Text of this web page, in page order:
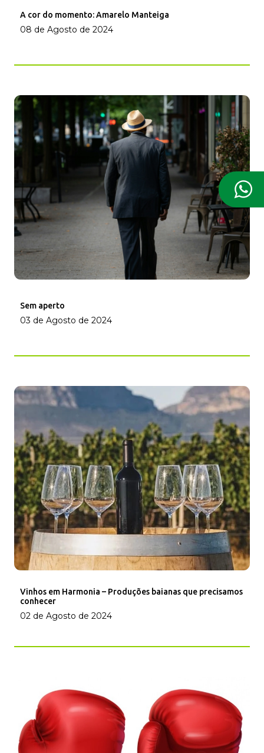
A cor do momento: Amarelo Manteiga
08 de Agosto de 2024
Sem aperto
03 de Agosto de 2024
Vinhos em Harmonia – Produções baianas que precisamos
conhecer
02 de Agosto de 2024